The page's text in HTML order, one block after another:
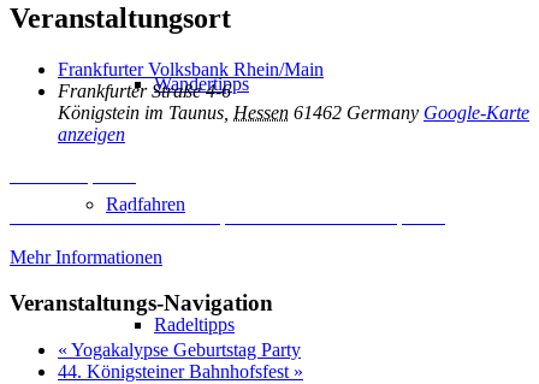
Wandertipps
Radfahren
Radeltipps
Veranstaltungsort
Frankfurter Volksbank Rhein/Main
Frankfurter Straße 4-6
Königstein im Taunus Hessen 61462 Germany Google-Karte
anzeigen
Erforderlichen Service akzeptieren und Inhalte entsperren
Mehr Informationen
Veranstaltungs-Navigation
« Yogakalypse Geburtstag Party
44. Königsteiner Bahnhofsfest »